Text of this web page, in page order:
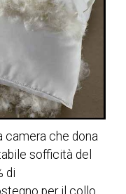
camera che dona
sofficità del
di